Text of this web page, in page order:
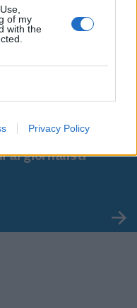
of my
with the
Privacy Policy
01:16
ai giornalisti